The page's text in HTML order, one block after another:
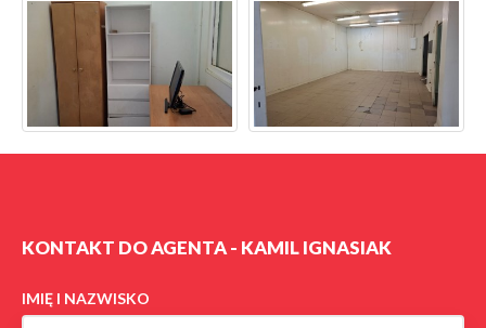
KONTAKT DO AGENTA - KAMIL IGNASIAK
IMIĘ I NAZWISKO